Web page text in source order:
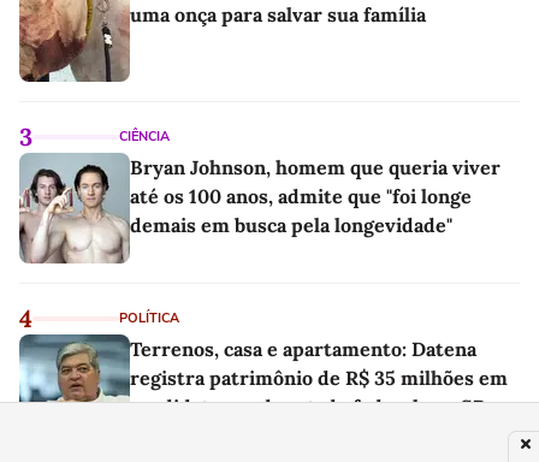
uma onça para salvar sua família
3 CIÊNCIA
Bryan Johnson, homem que queria viver
até os 100 anos, admite que "foi longe
demais em busca pela longevidade"
4 POLÍTICA
Terrenos, casa e apartamento: Datena
registra patrimônio de R$ 35 milhões em
candidatura a deputado federal por SP